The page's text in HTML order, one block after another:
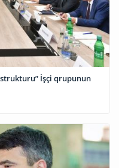
İşçi qrupunun